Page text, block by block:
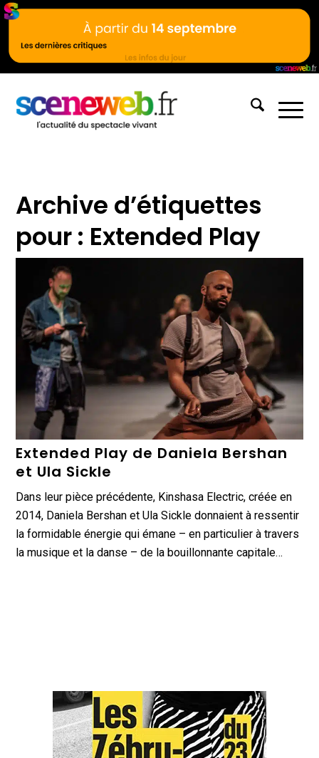
Archive d’étiquettes
pour : Extended Play
Extended Play de Daniela Bershan
et Ula Sickle
Dans leur pièce précédente, Kinshasa Electric, créée en
2014, Daniela Bershan et Ula Sickle donnaient à ressentir
la formidable énergie qui émane – en particulier à travers
la musique et la danse – de la bouillonnante capitale…